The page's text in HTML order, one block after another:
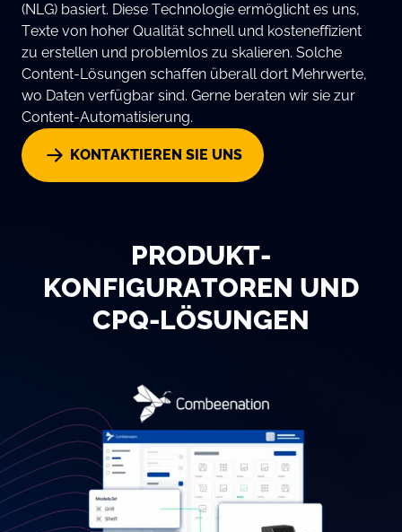
(NLG) basiert. Diese Technologie ermöglicht es uns,
Texte von hoher Qualität schnell und kosteneffizient
zu erstellen und problemlos zu skalieren. Solche
Content-Lösungen schaffen überall dort Mehrwerte,
wo Daten verfügbar sind. Gerne beraten wir sie zur
Content-Automatisierung.
KONTAKTIEREN SIE UNS
PRODUKT-
KONFIGURATOREN UND
CPQ-LÖSUNGEN